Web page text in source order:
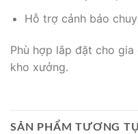
Hỗ trợ cảnh báo
Phù hợp lắp đặt cho
kho xưởng.
SẢN PHẨM TƯƠNG